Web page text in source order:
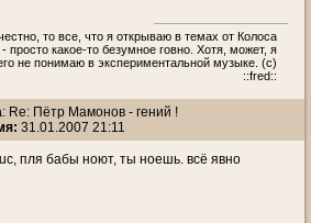
то все, что я открываю в темах от Колоса
- просто какое-то безумное говно. Хотя, может, я
не понимаю в экспериментальной музыке. (c)
::fred::
: Re: Пётр Мамонов - гений !
31.01.2007 21:11
пля бабы ноют, ты ноешь. всё явно